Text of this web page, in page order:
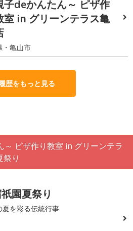
子deかんたん～ ピザ作
室 in グリーンテラス亀
・亀山市
歴をもっと見る
～ ピザ作り教室 in グリーンテラ
り
園夏祭り
夏を彩る伝統行事